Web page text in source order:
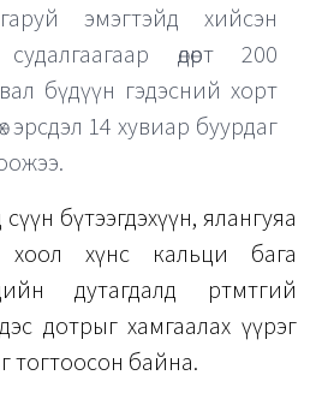
эмэгтэйд хийсэн
өдөрт 200
бүдүүн гэдэсний хорт
эрсдэл 14 хувиар буурдаг
бүтээгдэхүүн, ялангуяа
хоол хүнс кальци бага
дутагдалд өртөмтгий
дотрыг хамгаалах үүрэг
тогтоосон байна.